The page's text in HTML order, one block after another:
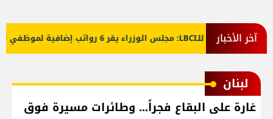
آخر الأخبار
معلومات للـLBCI: مجلس الوزراء يقر 6 رواتب إضافية لموظفي القطاع العام وصرف الفروقات بأثر رجعي منذ آذار
لبنان
غارة على البقاع فجراً... وطائرات مسيرة فوق